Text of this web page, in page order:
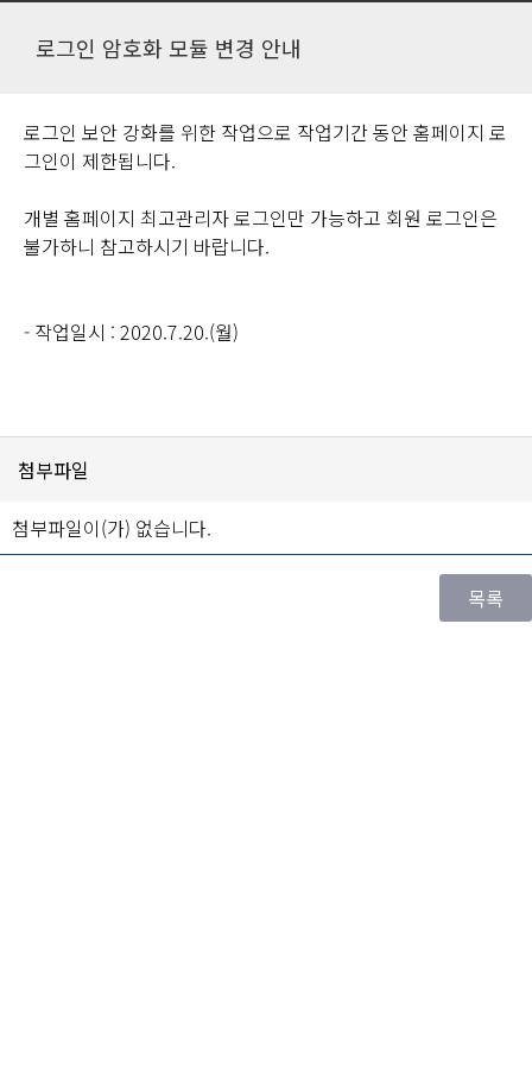
로그인 암호화 모듈 변경 안내
로그인 보안 강화를 위한 작업으로 작업기간 동안 홈페이지 로
그인이 제한됩니다.
개별 홈페이지 최고관리자 로그인만 가능하고 회원 로그인은
불가하니 참고하시기 바랍니다.
- 작업일시 : 2020.7.20.(월)
첨부파일
첨부파일이(가) 없습니다.